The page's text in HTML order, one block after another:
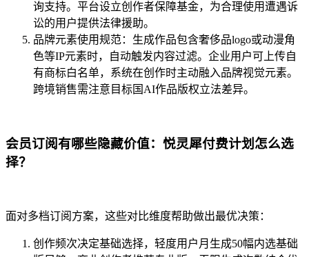
询支持。平台设立创作者保障基金，为合理使用遭遇诉
讼的用户提供法律援助。
品牌元素使用规范：生成作品包含奢侈品logo或动漫角
色等IP元素时，自动触发内容过滤。企业用户可上传自
有商标白名单，系统在创作时主动融入品牌视觉元素。
跨境销售需注意目标国AI作品版权立法差异。
会员订阅有哪些隐藏价值：悦灵犀付费计划怎么选
择？
面对多档订阅方案，这些对比维度帮助做出最优决策：
创作频次决定基础选择，轻度用户月生成50幅内选基础